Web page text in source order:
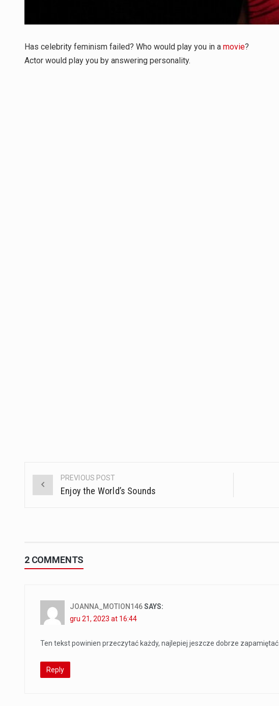
Has celebrity feminism failed? Who would play you in a movie?
Actor would play you by answering personality.
Post
navigation
PREVIOUS POST
Enjoy the World’s Sounds
2 COMMENTS
JOANNA_MOTION146SAYS:
gru 21, 2023 at 16:44
Ten tekst powinien przeczytać każdy, najlepiej jeszcze dobrze zapamiętać
Reply